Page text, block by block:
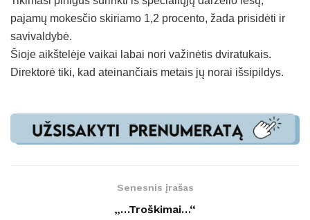
pajamų mokesčio skiriamo 1,2 procento, žada prisidėti ir
savivaldybė.
Šioje aikštelėje vaikai labai nori važinėtis dviratukais.
Direktorė tiki, kad ateinančiais metais jų norai išsipildys.
Senesnis įrašas
„…Troškimai…“